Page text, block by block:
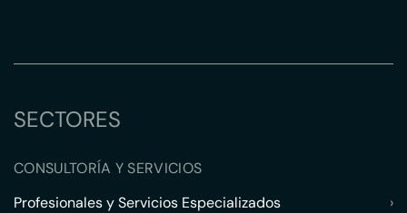
SECTORES
CONSULTORÍA Y SERVICIOS
Profesionales y Servicios Especializados
›